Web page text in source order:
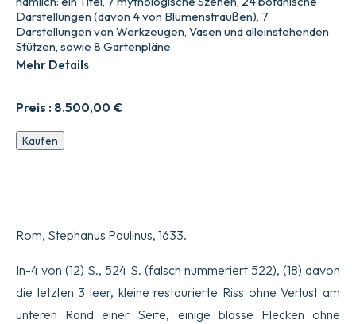
Preis : 8.500,00 €
Darstellungen (davon 4 von Blumensträußen), 7
Darstellungen von Werkzeugen, Vasen und alleinstehenden
Stützen, sowie 8 Gartenpläne.
Mehr Details
De
Florum
Kaufen
Rom, Stephanus Paulinus, 1633.
In-4 von (12) S., 524 S. (falsch nummeriert 522), (18) davon
die letzten 3 leer, kleine restaurierte Riss ohne Verlust am
unteren Rand einer Seite, einige blasse Flecken ohne